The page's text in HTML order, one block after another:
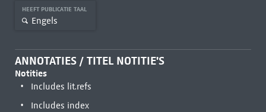
HEEFT PUBLICATIE TAAL
Engels
ANNOTATIES / TITEL NOTITIE'S
Notities
Includes lit.refs
Includes index